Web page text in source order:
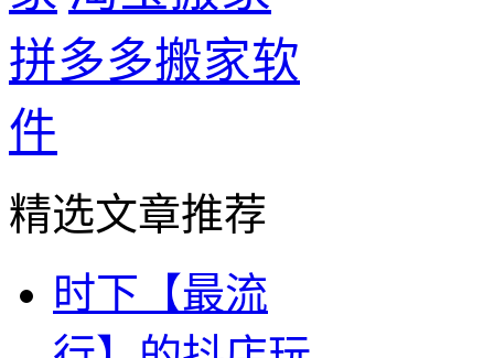
拼多多搬家软
件
精选文章推荐
时下【最流